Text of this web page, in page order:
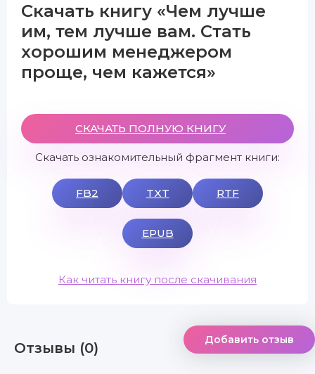
Скачать книгу «Чем лучше
им, тем лучше вам. Стать
хорошим менеджером
проще, чем кажется»
СКАЧАТЬ ПОЛНУЮ КНИГУ
Скачать ознакомительный фрагмент книги:
FB2 TXT RTF
EPUB
Как читать книгу после скачивания
Отзывы (0) Добавить отзыв